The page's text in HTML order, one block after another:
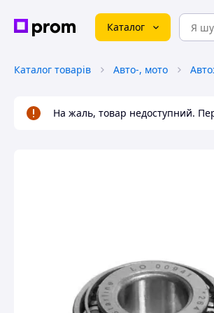
Каталог
Каталог товарів Авто-, мото
На жаль, товар недоступний.